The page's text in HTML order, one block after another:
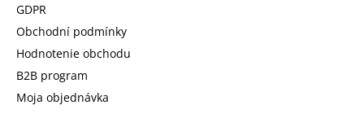
GDPR
Obchodní podmínky
Hodnotenie obchodu
B2B program
Moja objednávka